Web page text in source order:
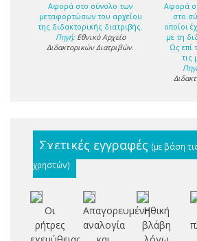
Αφορά στο σύνολο των
μεταφορτώσων του αρχείου
της διδακτορικής διατριβής.
Πηγή: Εθνικό Αρχείο
Διδακτορικών Διατριβών.
Αφορά
στο
οποίοι
με τη
Ως επί
τις
Σχετικές εγγραφές (με βάση
χρηστών)
Οι
ρήτρες
Απαγορευμένη
αναλογία
Ηθική
βλάβη